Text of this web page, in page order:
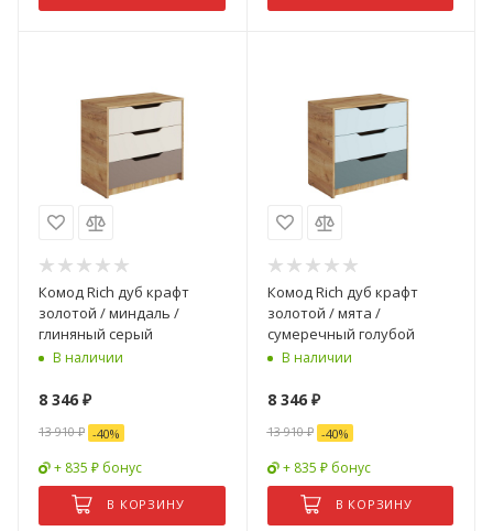
Комод Rich дуб крафт
золотой / миндаль /
глиняный серый
В наличии
8 346 ₽
13 910₽ -40%
+ 835 ₽ бонус
В КОРЗИНУ
Комод Rich дуб крафт
золотой / мята /
сумеречный голубой
В наличии
8 346₽
13 910₽ -40%
+ 835 ₽ бонус
В КОРЗИНУ